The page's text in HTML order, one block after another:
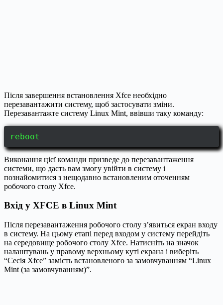
Після завершення встановлення Xfce необхідно
перезавантажити систему, щоб застосувати зміни.
Перезавантажте систему Linux Mint, ввівши таку команду:
reboot
Виконання цієї команди призведе до перезавантаження
системи, що дасть вам змогу увійти в систему і
познайомитися з нещодавно встановленим оточенням
робочого столу Xfce.
Вхід у XFCE в Linux Mint
Після перезавантаження робочого столу з’явиться екран входу
в систему. На цьому етапі перед входом у систему перейдіть
на середовище робочого столу Xfce. Натисніть на значок
налаштувань у правому верхньому куті екрана і виберіть
“Сесія Xfce” замість встановленого за замовчуванням “Linux
Mint (за замовчуванням)”.